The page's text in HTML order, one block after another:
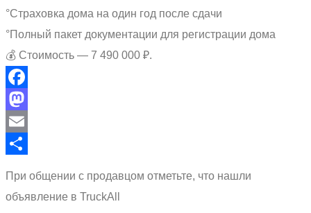
°Страховка дома на один год после сдачи
°Полный пакет документации для регистрации дома
💰 Стоимость — 7 490 000 ₽.
Facebook
Mastodon
Email
При общении с продавцом отметьте, что нашли
объявление в TruckAll